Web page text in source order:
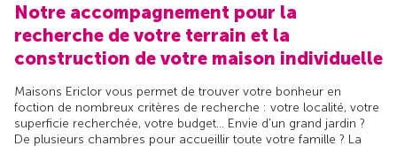
Notre accompagnement pour la
recherche de votre terrain et la
construction de votre maison individuelle
Maisons Ericlor vous permet de trouver votre bonheur en
foction de nombreux critères de recherche : votre localité, votre
superficie recherchée, votre budget... Envie d'un grand jardin ?
De plusieurs chambres pour accueillir toute votre famille ? La